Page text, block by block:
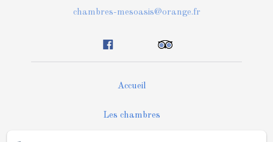
chambres-mesoasis@orange.fr
Accueil
Les chambres